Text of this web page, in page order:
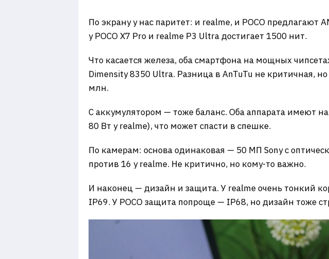
По экрану у нас паритет: и realme, и POCO предлагают
у POCO X7 Pro и realme P3 Ultra достигает 1500 нит.
Что касается железа, оба смартфона на мощных
Dimensity 8350 Ultra. Разница в AnTuTu не критичная,
млн.
С аккумулятором — тоже баланс. Оба аппарата имеют
80 Вт у realme), что может спасти в спешке.
По камерам: основа одинаковая — 50 МП Sony с
против 16 у realme. Не критично, но кому-то важно.
И наконец — дизайн и защита. У realme очень тонкий
IP69. У POCO защита попроще — IP68, но дизайн тоже